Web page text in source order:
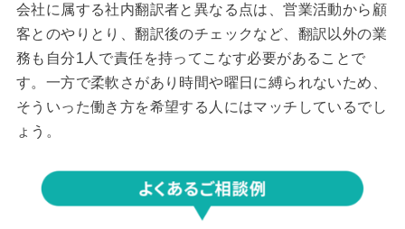
会社に属する社内翻訳者と異なる点は、営業活動から顧
客とのやりとり、翻訳後のチェックなど、翻訳以外の業
務も自分1人で責任を持ってこなす必要があることで
す。一方で柔軟さがあり時間や曜日に縛られないため、
そういった働き方を希望する人にはマッチしているでし
ょう。